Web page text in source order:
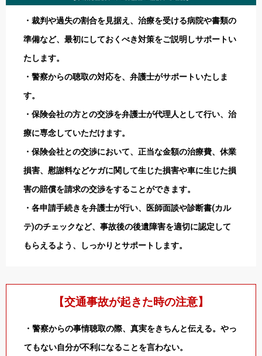
・裁判や過失の割合を見据え、治療を受ける病院や書類の
準備など、最初にしておくべき対策をご説明しサポートい
たします。
・警察からの聴取の対応を、弁護士がサポートいたしま
す。
・保険会社の方との交渉を弁護士が代理人として行い、治
療に専念していただけます。
・保険会社との交渉において、正当な金額の治療費、休業
損害、慰謝料などケガに関して生じた損害や車に生じた損
害の賠償を請求の交渉をすることができます。
・各申請手続きを弁護士が行い、医師面談や診断書(カル
テ)のチェックなど、事故後の後遺障害を適切に認定して
もらえるよう、しっかりとサポートします。
【交通事故が起きた時の注意】
・警察からの事情聴取の際、真実をきちんと伝える。やっ
てもない自分が不利になることを言わない。